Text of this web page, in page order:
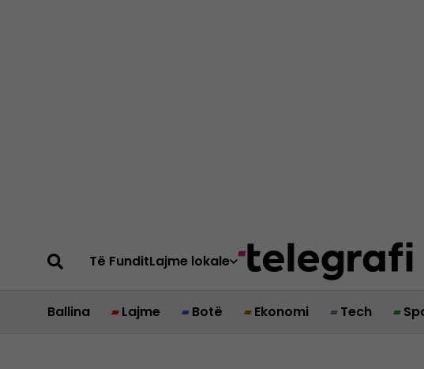
Të FunditLajme lokale
Ballina Lajme Botë Ekonomi Tech